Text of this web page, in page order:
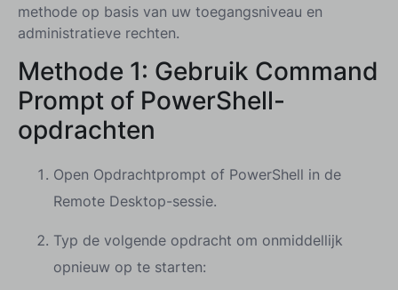
methode op basis van uw toegangsniveau en
administratieve rechten.
Methode 1: Gebruik Command
Prompt of PowerShell-
opdrachten
Open Opdrachtprompt of PowerShell in de
Remote Desktop-sessie.
Typ de volgende opdracht om onmiddellijk
opnieuw op te starten: